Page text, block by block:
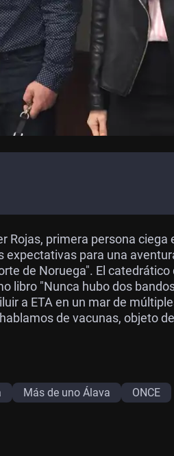
Rojas, primera persona
expectativas para una
de Noruega". El
libro "Nunca hubo dos
a ETA en un mar de
de vacunas, objeto
Más de uno Álava ONCE